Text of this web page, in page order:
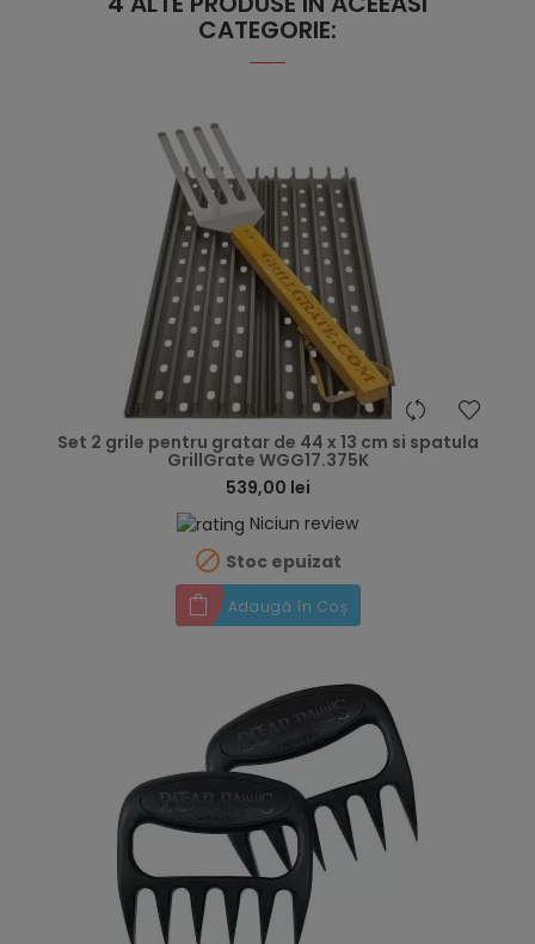
CATEGORIE:
Set 2 grile pentru gratar de 44 x 13 cm si spatula
GrillGrate WGG17.375K
539,00 lei
Niciun review
 Stoc epuizat
Adaugă în Coș